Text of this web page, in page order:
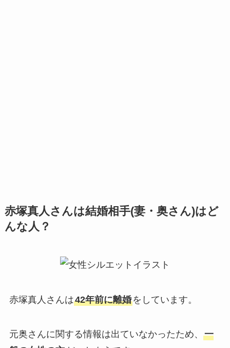
赤塚真人さんは結婚相手(妻・奥さん)はど
んな人？
赤塚真人さんは42年前に離婚をしています。
元奥さんに関する情報は出ていなかったため、 一